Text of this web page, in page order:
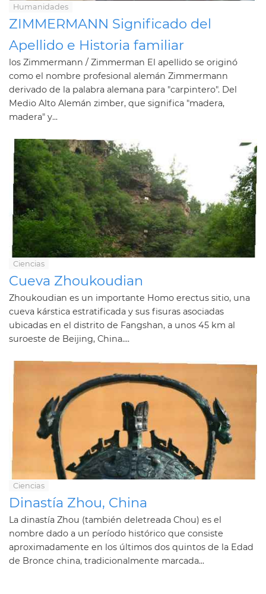
Humanidades
ZIMMERMANN Significado del
Apellido e Historia familiar
los Zimmermann / Zimmerman El apellido se originó
como el nombre profesional alemán Zimmermann
derivado de la palabra alemana para "carpintero". Del
Medio Alto Alemán zimber, que significa "madera,
madera" y...
Ciencias
Cueva Zhoukoudian
Zhoukoudian es un importante Homo erectus sitio, una
cueva kárstica estratificada y sus fisuras asociadas
ubicadas en el distrito de Fangshan, a unos 45 km al
suroeste de Beijing, China....
Ciencias
Dinastía Zhou, China
La dinastía Zhou (también deletreada Chou) es el
nombre dado a un período histórico que consiste
aproximadamente en los últimos dos quintos de la Edad
de Bronce china, tradicionalmente marcada...